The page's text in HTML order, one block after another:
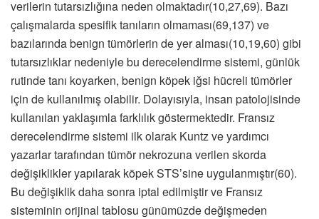
verilerin tutarsızlığına neden olmaktadır(10,27,69). Bazı
çalışmalarda spesifik tanıların olmaması(69,137) ve
bazılarında benign tümörlerin de yer alması(10,19,60) gibi
tutarsızlıklar nedeniyle bu derecelendirme sistemi, günlük
rutinde tanı koyarken, benign köpek iğsi hücreli tümörler
için de kullanılmış olabilir. Dolayısıyla, insan patolojisinde
kullanılan yaklaşımla farklılık göstermektedir. Fransız
derecelendirme sistemi ilk olarak Kuntz ve yardımcı
yazarlar tarafından tümör nekrozuna verilen skorda
değişiklikler yapılarak köpek STS’sine uygulanmıştır(60).
Bu değişiklik daha sonra iptal edilmiştir ve Fransız
sisteminin orijinal tablosu günümüzde değişmeden